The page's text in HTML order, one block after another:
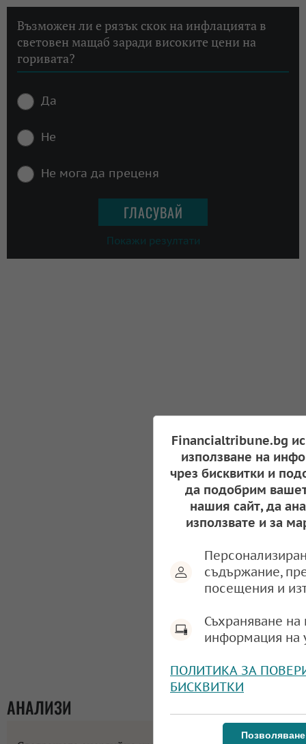
Възможен ли е рязък скок на инфлацията в
световен мащаб заради високите цени на
горивата?
Да
Не
Не мога да преценя
Покажи резултати
АНАЛИЗИ
Financialtribune.bg
използване на
чрез бисквитки и
да подобрим
нашия сайт, да
използвате и за
съдържание,
посещения и
Съхраняване
информация на
ПОЛИТИКА ЗА
БИСКВИТКИ